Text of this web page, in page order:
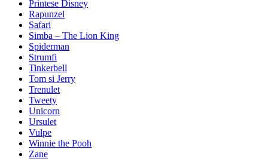
Printese Disney
Rapunzel
Safari
Simba – The Lion King
Spiderman
Strumfi
Tinkerbell
Tom si Jerry
Trenulet
Tweety
Unicorn
Ursulet
Vulpe
Winnie the Pooh
Zane